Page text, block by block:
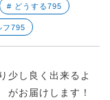
# どうする795
フ795
少し良く出来るよ
お届けします！